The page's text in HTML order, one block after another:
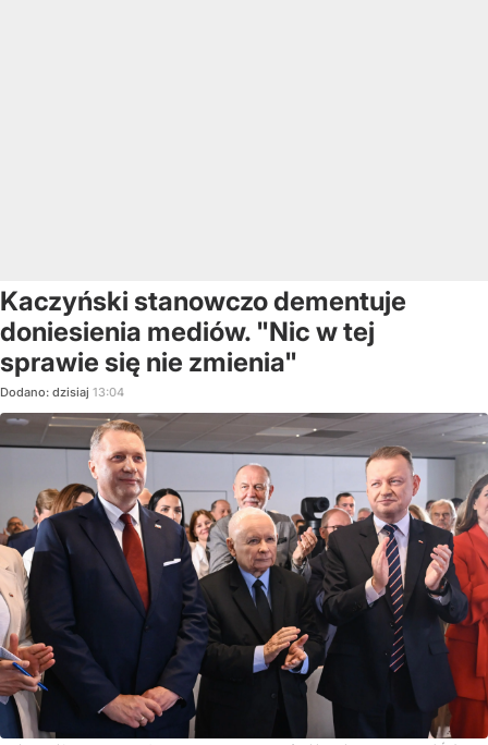
Kaczyński stanowczo dementuje
doniesienia mediów. "Nic w tej
sprawie się nie zmienia"
Dodano: dzisiaj 13:04